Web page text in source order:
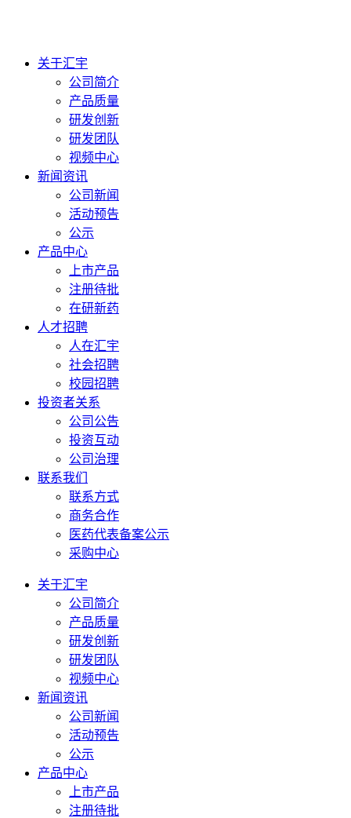
关于汇宇
公司简介
产品质量
研发创新
研发团队
视频中心
新闻资讯
公司新闻
活动预告
公示
产品中心
上市产品
注册待批
在研新药
人才招聘
人在汇宇
社会招聘
校园招聘
投资者关系
公司公告
投资互动
公司治理
联系我们
联系方式
商务合作
医药代表备案公示
采购中心
关于汇宇
公司简介
产品质量
研发创新
研发团队
视频中心
新闻资讯
公司新闻
活动预告
公示
产品中心
上市产品
注册待批